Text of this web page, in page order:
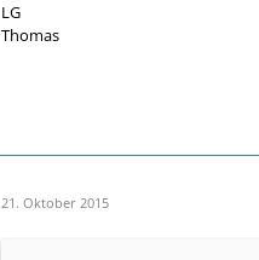
LG
Thomas
21. Oktober 2015